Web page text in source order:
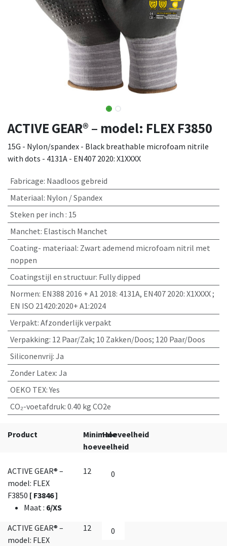
ACTIVE GEAR® – model: FLEX F3850
15G - Nylon/spandex - Black breathable microfoam nitrile
with dots - 4131A - EN407 2020: X1XXXX
Fabricage: Naadloos gebreid
Materiaal: Nylon / Spandex
Steken per inch : 15
Manchet: Elastisch Manchet
Coating- materiaal: Zwart ademend microfoam nitril met
noppen
Coatingstijl en structuur: Fully dipped
Normen: EN388 2016 + A1 2018: 4131A, EN407 2020: X1XXXX ;
EN ISO 21420:2020+ A1:2024
Verpakt: Afzonderlijk verpakt
Verpakking: 12 Paar/Zak; 10 Zakken/Doos; 120 Paar/Doos
Siliconenvrij: Ja
Zonder Latex: Ja
OEKO TEX:Yes
CO₂-voetafdruk: 0.40 kg CO2e
Product
Minimale
hoeveelheid
Hoeveelheid
ACTIVE GEAR® –
model: FLEX
F3850 [ F3846 ]
Maat: 6/XS
12
ACTIVE GEAR® –
model: FLEX
12